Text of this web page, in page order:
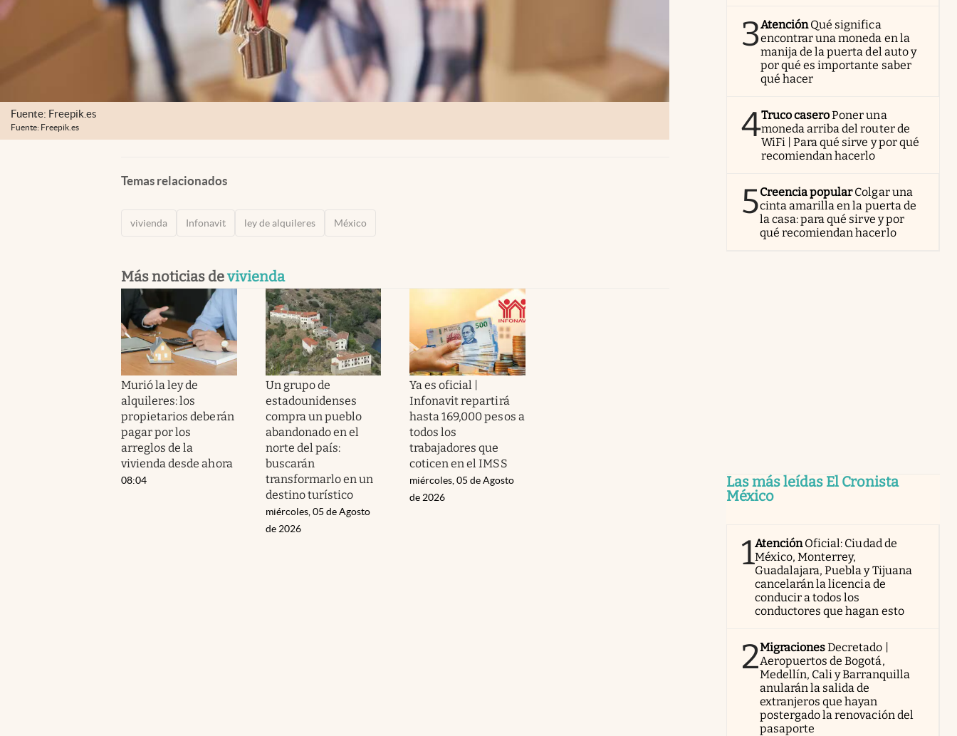
Fuente: Freepik.es
Fuente: Freepik.es
Temas relacionados
vivienda Infonavit ley de alquileres México
Más noticias devivienda
Murió la ley de
alquileres: los
propietarios deberán
pagar por los
arreglos de la
vivienda desde ahora
08:04
Un grupo de
estadounidenses
compra un pueblo
abandonado en el
norte del país:
buscarán
transformarlo en un
destino turístico
miércoles, 05 de Agosto
de 2026
Ya es oficial |
Infonavit repartirá
hasta 169,000 pesos a
todos los
trabajadores que
coticen en el IMSS
miércoles, 05 de Agosto
de 2026
3AtenciónQué significa
encontrar una moneda en la
manija de la puerta del auto y
por qué es importante saber
qué hacer
4Truco caseroPoner una
moneda arriba del router de
WiFi | Para qué sirve y por qué
recomiendan hacerlo
5Creencia popularColgar una
cinta amarilla en la puerta de
la casa: para qué sirve y por
qué recomiendan hacerlo
Las más leídas El Cronista
México
1AtenciónOficial: Ciudad de
México, Monterrey,
Guadalajara, Puebla y Tijuana
cancelarán la licencia de
conducir a todos los
conductores que hagan esto
2MigracionesDecretado |
Aeropuertos de Bogotá,
Medellín, Cali y Barranquilla
anularán la salida de
extranjeros que hayan
postergado la renovación del
pasaporte